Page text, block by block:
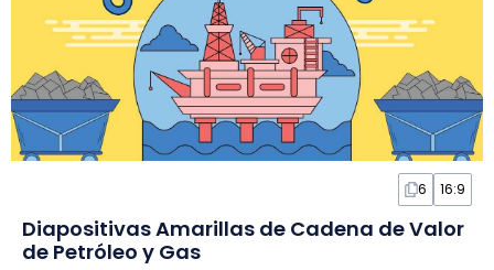
6 16:9
Diapositivas Amarillas de Cadena de Valor
de Petróleo y Gas